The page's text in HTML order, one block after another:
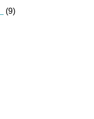
(9)